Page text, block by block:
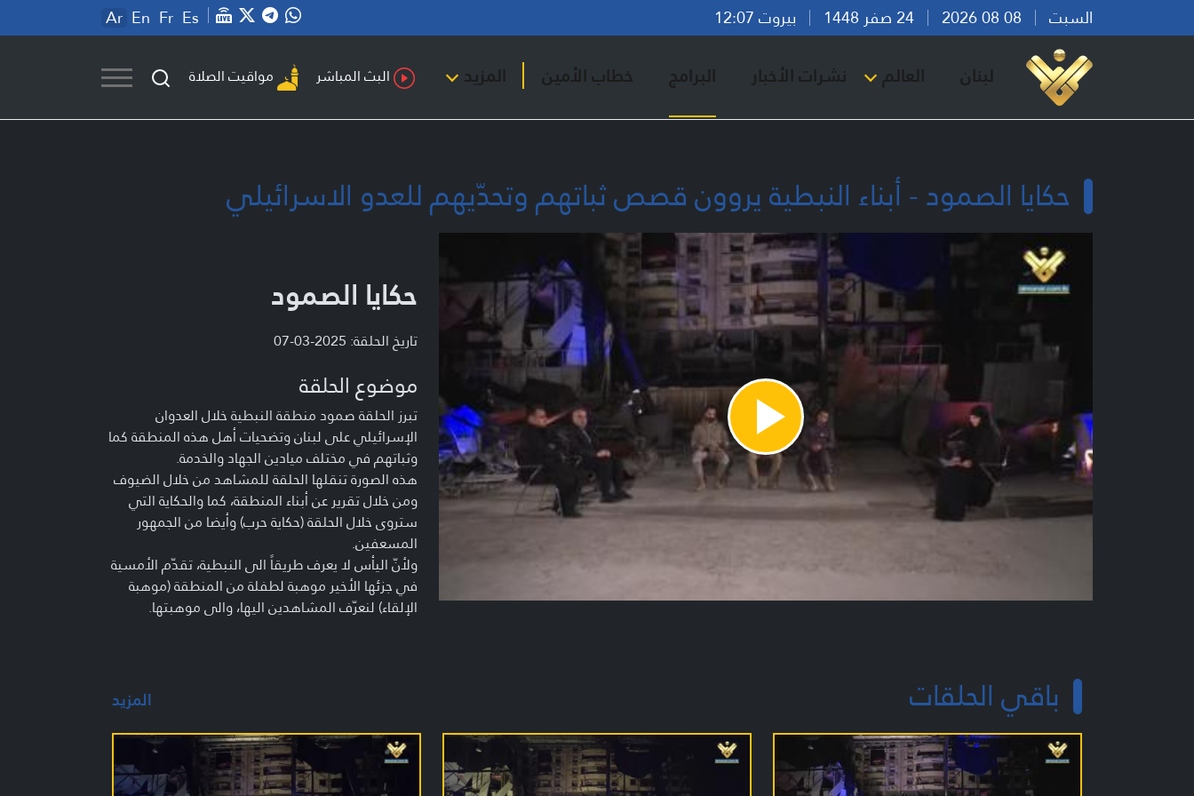
السبت بيروت 12:07 Ar En Fr Es
لبنان العالم نشرات الأخبار البرامج خطاب الأمين المزيد البث المباشر مواقيت الصلاة
حكايا الصمود - أبناء النبطية يروون قصص ثباتهم وتحدّيهم للعدو الاسرائيلي
Play
Video
حكايا الصمود
تاريخ الحلقة: 2025-03-07
موضوع الحلقة
تبرز الحلقة صمود منطقة النبطية خلال العدوان
الإسرائيلي على لبنان وتضحيات أهل هذه المنطقة كما
وثباتهم في مختلف ميادين الجهاد والخدمة.
هذه الصورة تنقلها الحلقة للمشاهد من خلال الضيوف
ومن خلال تقرير عن أبناء المنطقة، كما والحكاية التي
ستروى خلال الحلقة (حكاية حرب) وأيضا من الجمهور
المسعفين.
ولأنّ اليأس لا يعرف طريقاً الى النبطية، تقدّم الأمسية
في جزئها الأخير موهبة لطفلة من المنطقة (موهبة
الإلقاء) لنعرّف المشاهدين اليها، والى موهبتها.
كيف تصدّت منطقة النبطية عبر طواقمها الطبية
المحور الثاني:
سناء موسى تقدّم خلاصة ذاكرتها الممتدة لأربعين سنة
باقي الحلقات المزيد